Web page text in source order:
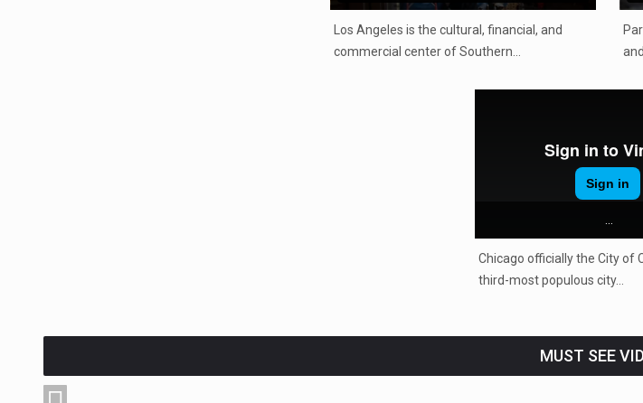
Los Angeles is the cultural, financial, and
commercial center of Southern…
...
Chicago officially the City of
third-most populous city…
MUST SEE